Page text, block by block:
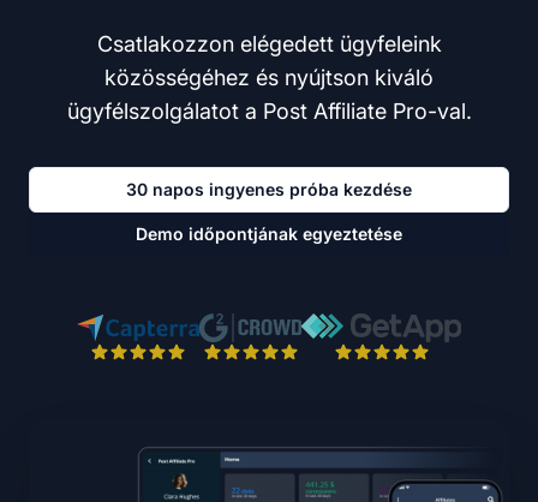
Csatlakozzon elégedett ügyfeleink
közösségéhez és nyújtson kiváló
ügyfélszolgálatot a Post Affiliate Pro-val.
30 napos ingyenes próba kezdése
Demo időpontjának egyeztetése